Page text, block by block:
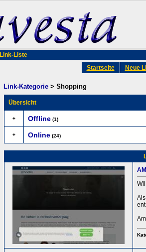
Link-Liste
Startseite
Neue
Link-Kategorie> Shopping
Übersicht
+ Offline (1)
+ Online (24)